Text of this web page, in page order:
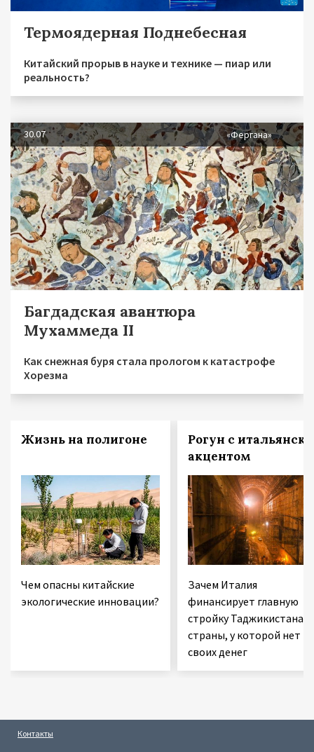
Термоядерная Поднебесная
Китайский прорыв в науке и технике — пиар или
реальность?
30.07 «Фергана»
Багдадская авантюра
Мухаммеда II
Как снежная буря стала прологом к катастрофе
Хорезма
Жизнь на полигоне
Чем опасны китайские
экологические инновации?
Рогун с
акцентом
Зачем Италия
финансирует главную
стройку Таджикистана —
страны, у которой нет
своих денег
Контакты